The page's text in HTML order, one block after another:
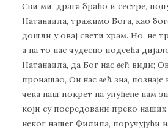
Сви ми, драга браћо и сестре,
Натанаила, тражимо Бога, као
дошли у овај свети храм. Но, не
а на то нас чудесно подсећа
Натанаила, да Бог нас већ види;
пронашао, Он нас већ зна,
чека наш покрет на упућене нам
који су посредовани преко
неког нашег Филипа, поручујући